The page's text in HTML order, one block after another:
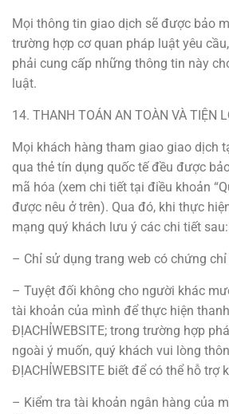
Mọi thông tin giao dịch sẽ được bảo
trường hợp cơ quan pháp luật yêu
phải cung cấp những thông tin này
luật.
14. THANH TOÁN AN TOÀN VÀ TIỆN
Mọi khách hàng tham giao giao dịch
qua thẻ tín dụng quốc tế đều được
mã hóa (xem chi tiết tại điều khoản
được nêu ở trên). Qua đó, khi thực
mạng quý khách lưu ý các chi tiết sau:
– Chỉ sử dụng trang web có chứng
– Tuyệt đối không cho người khác
tài khoản của mình để thực hiện
ĐỊACHỈWEBSITE; trong trường hợp
ngoài ý muốn, quý khách vui lòng
ĐỊACHỈWEBSITE biết để có thể hỗ trợ
– Kiểm tra tài khoản ngân hàng của